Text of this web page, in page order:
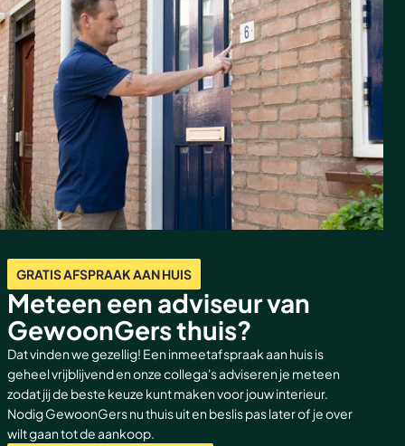
GRATIS AFSPRAAK AAN HUIS
Meteen een adviseur van
GewoonGers thuis?
Dat vinden we gezellig! Een inmeetafspraak aan huis is
geheel vrijblijvend en onze collega's adviseren je meteen
zodat jij de beste keuze kunt maken voor jouw interieur.
Nodig GewoonGers nu thuis uit en beslis pas later of je over
wilt gaan tot de aankoop.